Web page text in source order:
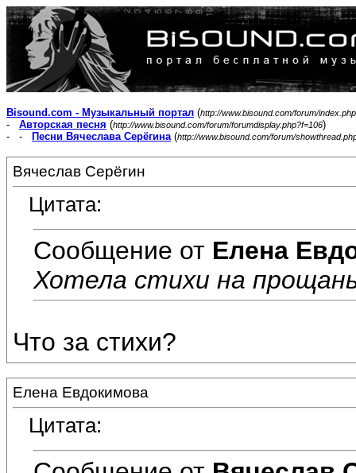
Bisound.com - Музыкальный портал (http://www.bisound.com/forum/index.php
- Авторская песня (http://www.bisound.com/forum/forumdisplay.php?f=106)
- -
Песни Вячеслава Серёгина(http://www.bisound.com/forum/
Вячеслав Серёгин
Цитата:
Сообщение от Елена
Хотела стихи на
Что за стихи?
Елена Евдокимова
Цитата: